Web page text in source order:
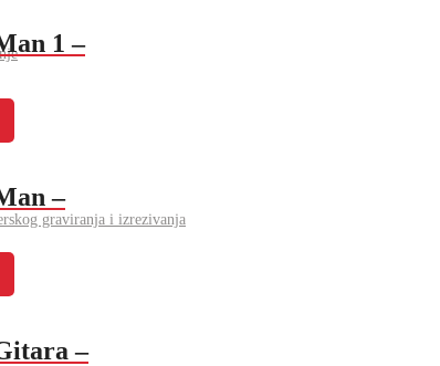
graviranja i izrezivanja
1 –
–
–